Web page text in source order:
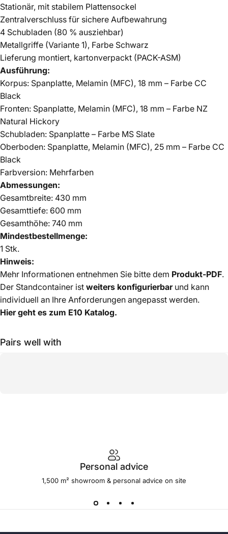
Stationär, mit stabilem Plattensockel
Zentralverschluss für sichere Aufbewahrung
4 Schubladen (80 % ausziehbar)
Metallgriffe (Variante 1), Farbe Schwarz
Lieferung montiert, kartonverpackt (PACK-ASM)
Ausführung:
Korpus: Spanplatte, Melamin (MFC), 18 mm – Farbe CC
Black
Fronten: Spanplatte, Melamin (MFC), 18 mm – Farbe NZ
Natural Hickory
Schubladen: Spanplatte – Farbe MS Slate
Oberboden: Spanplatte, Melamin (MFC), 25 mm – Farbe CC
Black
Farbversion: Mehrfarben
Abmessungen:
Gesamtbreite: 430 mm
Gesamttiefe: 600 mm
Gesamthöhe: 740 mm
Mindestbestellmenge:
1 Stk.
Hinweis:
Mehr Informationen entnehmen Sie bitte dem Produkt-PDF.
Der Standcontainer ist weiters konfigurierbarund kann
individuell an Ihre Anforderungen angepasst werden.
Hier geht es zum E10 Katalog.
Pairs well with
Personal advice
1,500 m² showroom & personal advice on site